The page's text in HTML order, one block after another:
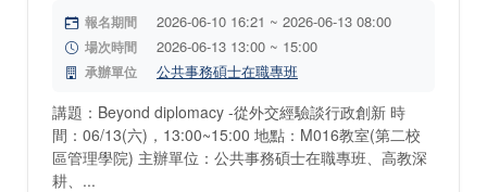
報名期間 2026-06-10 16:21 ~ 2026-06-13 08:00
場次時間 2026-06-13 13:00 ~ 15:00
承辦單位 公共事務碩士在職專班
講題：Beyond diplomacy -從外交經驗談行政創新 時
間：06/13(六)，13:00~15:00 地點：M016教室(第二校
區管理學院) 主辦單位：公共事務碩士在職專班、高教深
耕、...